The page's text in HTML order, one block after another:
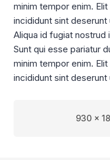
minim tempor enim.
incididunt sint
Aliqua id fugiat nostrud
Sunt qui esse pariatur
minim tempor enim.
incididunt sint
930 x